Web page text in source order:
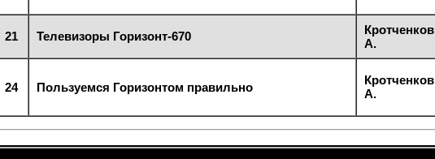
21 Телевизоры Горизонт-670
Кротченков
А.
24 Пользуемся Горизонтом правильно
Кротченков
А.